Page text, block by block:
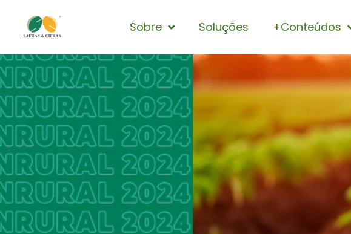
Sobre Soluções +Conteúdos